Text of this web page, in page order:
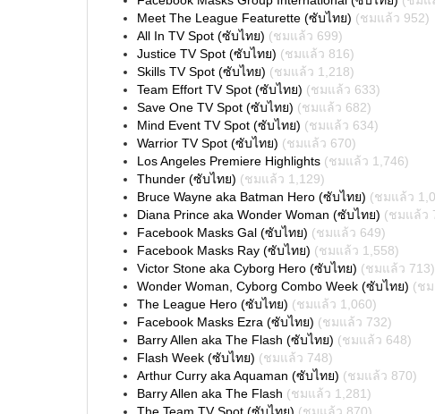
Meet The League Featurette (ซับไทย) (ชมแล้ว 952)
All In TV Spot (ซับไทย) (ชมแล้ว 699)
Justice TV Spot (ซับไทย) (ชมแล้ว 816)
Skills TV Spot (ซับไทย) (ชมแล้ว 1,218)
Team Effort TV Spot (ซับไทย) (ชมแล้ว 633)
Save One TV Spot (ซับไทย) (ชมแล้ว 682)
Mind Event TV Spot (ซับไทย) (ชมแล้ว 634)
Warrior TV Spot (ซับไทย) (ชมแล้ว 670)
Los Angeles Premiere Highlights (ชมแล้ว 1,746)
Thunder (ซับไทย) (ชมแล้ว 1,129)
Bruce Wayne aka Batman Hero (ซับไทย) (ชมแล้ว
Diana Prince aka Wonder Woman (ซับไทย) (ชมแล้ว
Facebook Masks Gal (ซับไทย) (ชมแล้ว 649)
Facebook Masks Ray (ซับไทย) (ชมแล้ว 1,558)
Victor Stone aka Cyborg Hero (ซับไทย) (ชมแล้ว 713)
Wonder Woman, Cyborg Combo Week (ซับไทย) (ช
The League Hero (ซับไทย) (ชมแล้ว 1,060)
Facebook Masks Ezra (ซับไทย) (ชมแล้ว 732)
Barry Allen aka The Flash (ซับไทย) (ชมแล้ว 648)
Flash Week (ซับไทย) (ชมแล้ว 748)
Arthur Curry aka Aquaman (ซับไทย) (ชมแล้ว 870)
Barry Allen aka The Flash (ชมแล้ว 1,281)